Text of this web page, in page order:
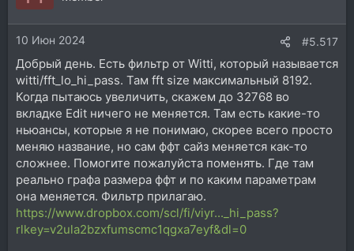
и
и
:10 Июн 2024 #5.517
Добрый день. Есть фильтр от Witti, который называется
witti/fft_lo_hi_pass. Там fft size максимальный 8192.
Когда пытаюсь увеличить, скажем до 32768 во
вкладке Edit ничего не меняется. Там есть какие-то
ньюансы, которые я не понимаю, скорее всего просто
меняю название, но сам ффт сайз меняется как-то
сложнее. Помогите пожалуйста поменять. Где там
реально графа размера ффт и по каким параметрам
она меняется. Фильтр прилагаю.
https://www.dropbox.com/scl/fi/viyr..._hi_pass?
rlkey=v2ula2bzxfumscmc1qgxa7eyf&dl=0